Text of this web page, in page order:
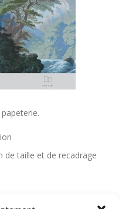
de taille et de recadrage